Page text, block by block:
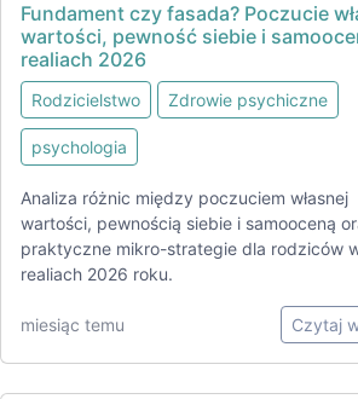
Fundament czy fasada? Poczucie
wartości, pewność siebie i
realiach 2026
Rodzicielstwo Zdrowie psychiczne
psychologia
Analiza różnic między poczuciem własnej
wartości, pewnością siebie i samooceną
praktyczne mikro-strategie dla rodziców
realiach 2026 roku.
miesiąc temu Czytaj